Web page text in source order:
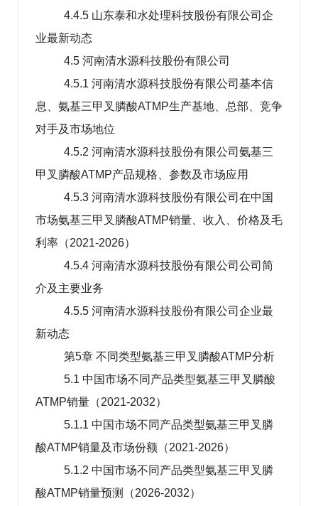
4.4.5 山东泰和水处理科技股份有限公司企
业最新动态
4.5 河南清水源科技股份有限公司
4.5.1 河南清水源科技股份有限公司基本信
息、氨基三甲叉膦酸ATMP生产基地、总部、竞争
对手及市场地位
4.5.2 河南清水源科技股份有限公司氨基三
甲叉膦酸ATMP产品规格、参数及市场应用
4.5.3 河南清水源科技股份有限公司在中国
市场氨基三甲叉膦酸ATMP销量、收入、价格及毛
利率（2021-2026）
4.5.4 河南清水源科技股份有限公司公司简
介及主要业务
4.5.5 河南清水源科技股份有限公司企业最
新动态
第5章 不同类型氨基三甲叉膦酸ATMP分析
5.1 中国市场不同产品类型氨基三甲叉膦酸
ATMP销量（2021-2032）
5.1.1 中国市场不同产品类型氨基三甲叉膦
酸ATMP销量及市场份额（2021-2026）
5.1.2 中国市场不同产品类型氨基三甲叉膦
酸ATMP销量预测（2026-2032）